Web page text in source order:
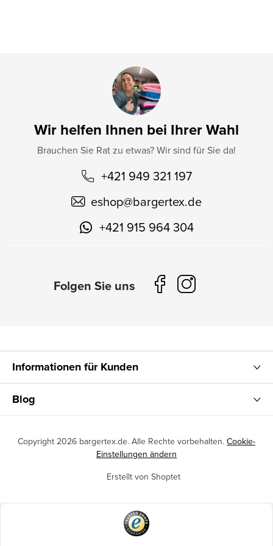
Wir helfen Ihnen bei Ihrer Wahl
Brauchen Sie Rat zu etwas? Wir sind für Sie da!
+421 949 321 197
eshop@bargertex.de
+421 915 964 304
Informationen für Kunden
Blog
Erstellt von Shoptet
Copyright 2026 bargertex.de. Alle Rechte vorbehalten. Cookie-
Einstellungen ändern